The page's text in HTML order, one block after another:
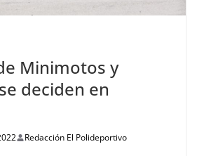
Minimotos y
deciden en
Redacción El Polideportivo